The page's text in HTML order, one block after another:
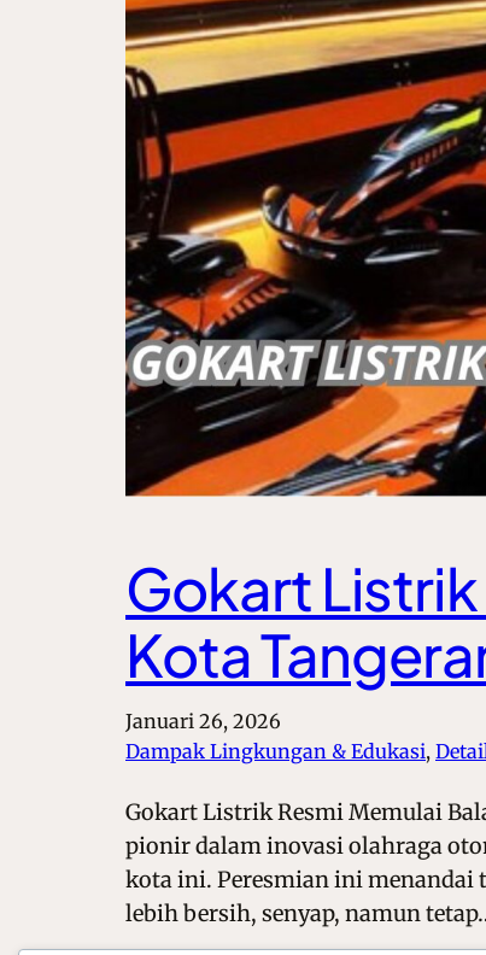
Gokart
Kota
Januari 26, 2026
Dampak Lingkungan & Edukasi,
Gokart Listrik Resmi Memulai
pionir dalam inovasi olahraga
kota ini. Peresmian ini menandai
lebih bersih, senyap, namun